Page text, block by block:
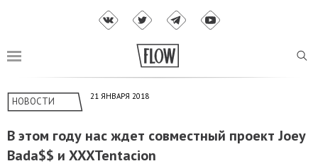
НОВОСТИ 21 ЯНВАРЯ 2018
В этом году нас ждет совместный проект Joey
Bada$$ и XXXTentacion